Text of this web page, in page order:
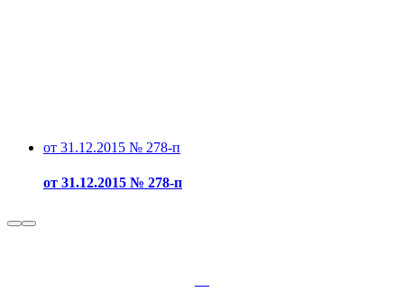
от 31.12.2015 № 278-п
от 31.12.2015 № 278-п